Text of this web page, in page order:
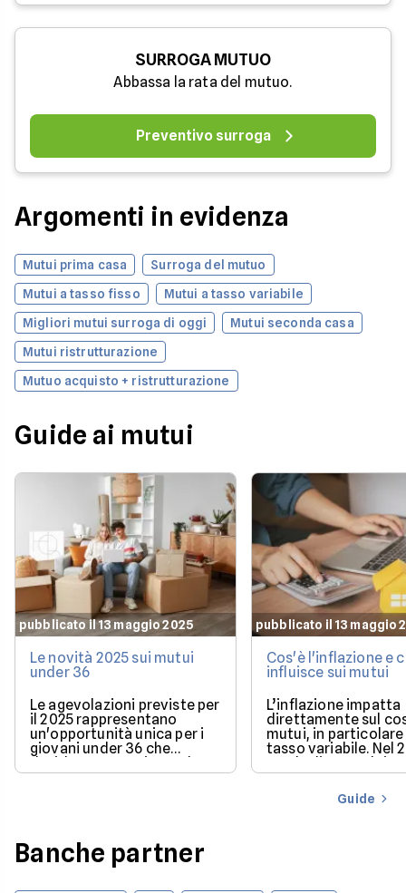
SURROGA MUTUO
Abbassa la rata del mutuo.
Preventivo surroga
Argomenti in evidenza
Mutui prima casa
Surroga del mutuo
Mutui a tasso fisso
Mutui a tasso variabile
Migliori mutui surroga di oggi
Mutui seconda casa
Mutui ristrutturazione
Mutuo acquisto + ristrutturazione
Guide ai mutui
pubblicato il 13 maggio 2025
Le novità 2025 sui mutui
under 36
Le agevolazioni previste per
il 2025 rappresentano
un'opportunità unica per i
giovani under 36 che
desiderano acquistare la
loro prima casa.
pubblicato il 13 maggio
Cos'è l'inflazione e
influisce sui mutui
L’inflazione impatta
direttamente sul
mutui, in particolare
tasso variabile. Nel
con la discesa dei
il mercato offre
più favorevoli per
finanziareGuide
Banche partner